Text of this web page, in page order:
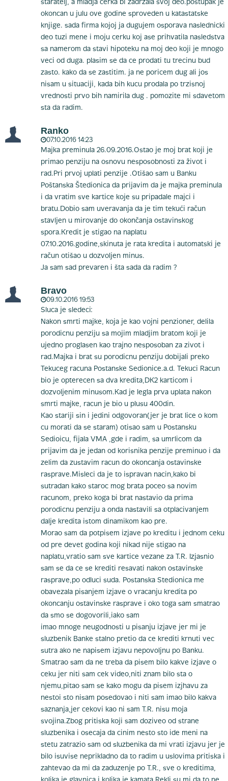
staratelj, a mladja cerka bi zadrzala svoj deo.postupak je
okoncan u julu ove godine sproveden u katastatske
knjige. sada firma kojoj ja dugujem osporava naslednicki
deo tuzi mene i moju cerku koj ase prihvatila nasledstva
sa namerom da stavi hipoteku na moj deo koji je mnogo
veci od duga. plasim se da ce prodati tu trecinu bud
zasto. kako da se zastitim. ja ne poricem dug ali jos
nisam u situaciji, kada bih kucu prodala po trzisnoj
vrednosti prvo bih namirila dug . pomozite mi sdavetom
sta da radim.
Ranko
07.10.2016 14:23
Majka preminula 26.09.2016.Ostao je moj brat koji je
primao penziju na osnovu nesposobnosti za život i
rad.Pri prvoj uplati penzije .Otišao sam u Banku
Poštanska Štedionica da prijavim da je majka preminula
i da vratim sve kartice koje su pripadale majci i
bratu.Dobio sam uveravanja da je tim tekući račun
stavljen u mirovanje do okončanja ostavinskog
spora.Kredit je stigao na naplatu
07.10.2016.godine,skinuta je rata kredita i automatski je
račun otišao u dozvoljen minus.
Ja sam sad prevaren i šta sada da radim ?
Bravo
09.10.2016 19:53
Sluca je sledeci:
Nakon smrti majke, koja je kao vojni penzioner, delila
porodicnu penziju sa mojim mladjim bratom koji je
ujedno proglasen kao trajno nesposoban za zivot i
rad.Majka i brat su porodicnu penziju dobijali preko
Tekuceg racuna Postanske Sedionice.a.d. Tekuci Racun
bio je opterecen sa dva kredita,DK2 karticom i
dozvoljenim minusom.Kad je legla prva uplata nakon
smrti majke, racun je bio u plusu 400din.
Kao stariji sin i jedini odgovoran(jer je brat lice o kom
cu morati da se staram) otisao sam u Postansku
Sedioicu, fijala VMA ,gde i radim, sa umrlicom da
prijavim da je jedan od korisnika penzije preminuo i da
zelim da zustavim racun do okoncanja ostavinske
rasprave.Misleci da je to ispravan nacin,kako bi
sutradan kako staroc mog brata poceo sa novim
racunom, preko koga bi brat nastavio da prima
porodicnu penziju a onda nastavili sa otplacivanjem
dalje kredita istom dinamikom kao pre.
Morao sam da potpisem izjave po kreditu i jednom ceku
od pre devet godina koji nikad nije stigao na
naplatu,vratio sam sve kartice vezane za T.R. Izjasnio
sam se da ce se krediti resavati nakon ostavinske
rasprave,po odluci suda. Postanska Stedionica me
obavezala pisanjem izjave o vracanju kredita po
okoncanju ostavinske rasprave i oko toga sam smatrao
da smo se dogovorili,iako sam
imao mnoge neugodnosti u pisanju izjave jer mi je
sluzbenik Banke stalno pretio da ce krediti krnuti vec
sutra ako ne napisem izjavu nepovoljnu po Banku.
Smatrao sam da ne treba da pisem bilo kakve izjave o
ceku jer niti sam cek video,niti znam bilo sta o
njemu,pitao sam se kako mogu da pisem izjhavu za
nestoi sto nisam posedovao i niti sam imao bilo kakva
saznanja,jer cekovi kao ni sam T.R. nisu moja
svojina.Zbog pritiska koji sam doziveo od strane
sluzbenika i osecaja da cinim nesto sto ide meni na
stetu zatrazio sam od sluzbenika da mi vrati izjavu jer je
bilo isuvise neprikladno da to radim u uslovima pritiska i
zahtevao da mi da zaduzenje po T.R., sve o kreditima,